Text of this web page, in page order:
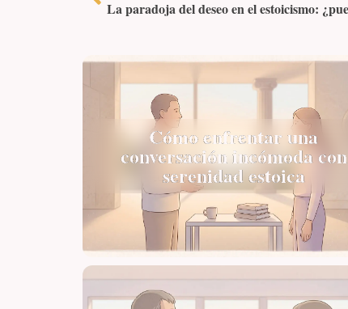
Cómo enfrentar una
conversación incómoda con
serenidad estoica